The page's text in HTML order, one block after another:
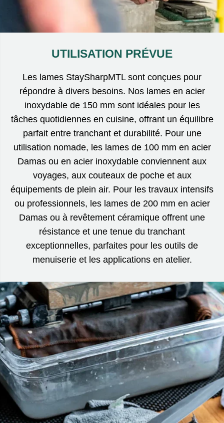
UTILISATION PRÉVUE
Les lames StaySharpMTL sont conçues pour
répondre à divers besoins. Nos lames en acier
inoxydable de 150 mm sont idéales pour les
tâches quotidiennes en cuisine, offrant un équilibre
parfait entre tranchant et durabilité. Pour une
utilisation nomade, les lames de 100 mm en acier
Damas ou en acier inoxydable conviennent aux
voyages, aux couteaux de poche et aux
équipements de plein air. Pour les travaux intensifs
ou professionnels, les lames de 200 mm en acier
Damas ou à revêtement céramique offrent une
résistance et une tenue du tranchant
exceptionnelles, parfaites pour les outils de
menuiserie et les applications en atelier.